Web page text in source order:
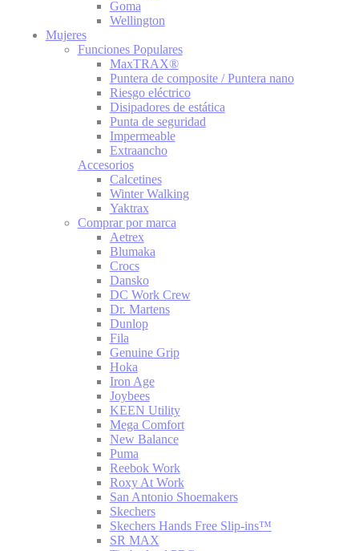
Goma
Wellington
Mujeres
Funciones Populares
MaxTRAX®
Puntera de composite / Puntera nano
Riesgo eléctrico
Disipadores de estática
Punta de seguridad
Impermeable
Extraancho
Accesorios
Calcetines
Winter Walking
Yaktrax
Comprar por marca
Aetrex
Blumaka
Crocs
Dansko
DC Work Crew
Dr. Martens
Dunlop
Fila
Genuine Grip
Hoka
Iron Age
Joybees
KEEN Utility
Mega Comfort
New Balance
Puma
Reebok Work
Roxy At Work
San Antonio Shoemakers
Skechers
Skechers Hands Free Slip-ins™
SR MAX